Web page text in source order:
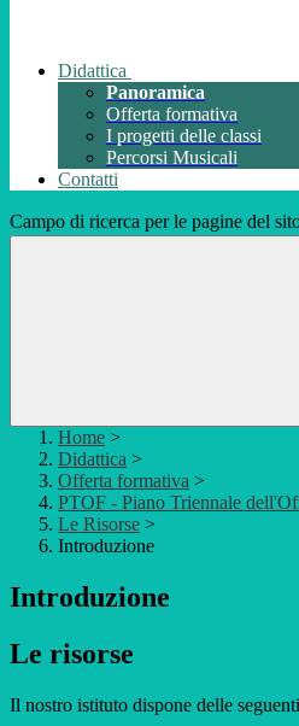
Didattica
Panoramica
Offerta formativa
I progetti delle classi
Percorsi Musicali
Contatti
Campo di ricerca per le pagine del
Home >
Didattica >
Offerta formativa >
PTOF - Piano Triennale
Le Risorse >
Introduzione
Introduzione
Le risorse
Il nostro istituto dispone delle